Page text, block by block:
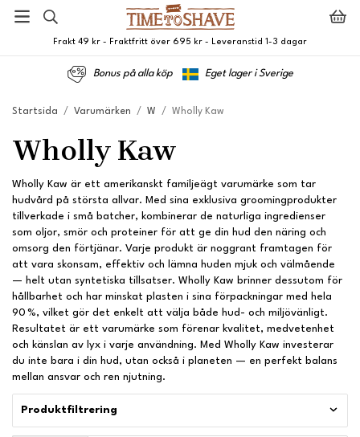
Frakt 49 kr - Fraktfritt över 695 kr - Leveranstid 1-3 dagar
Bonus på alla köp Eget lager i Sverige
Startsida / Varumärken / W / Wholly Kaw
Wholly Kaw
Wholly Kaw är ett amerikanskt familjeägt varumärke som tar
hudvård på största allvar. Med sina exklusiva groomingprodukter
tillverkade i små batcher, kombinerar de naturliga ingredienser
som oljor, smör och proteiner för att ge din hud den näring och
omsorg den förtjänar. Varje produkt är noggrant framtagen för
att vara skonsam, effektiv och lämna huden mjuk och välmående
— helt utan syntetiska tillsatser. Wholly Kaw brinner dessutom för
hållbarhet och har minskat plasten i sina förpackningar med hela
90 %, vilket gör det enkelt att välja både hud- och miljövänligt.
Resultatet är ett varumärke som förenar kvalitet, medvetenhet
och känslan av lyx i varje användning. Med Wholly Kaw investerar
du inte bara i din hud, utan också i planeten — en perfekt balans
mellan ansvar och ren njutning.
Produktfiltrering